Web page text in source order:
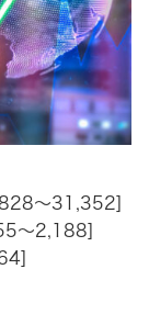
～31,352]
～2,188]